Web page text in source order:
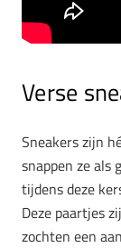
Verse
Sneakers zijn
snappen ze als
tijdens deze
Deze paartjes
zochten een